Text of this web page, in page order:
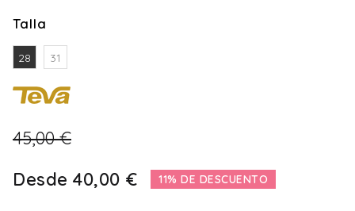
Talla
28 31
45,00 €
Desde 40,00 € 11% DE DESCUENTO